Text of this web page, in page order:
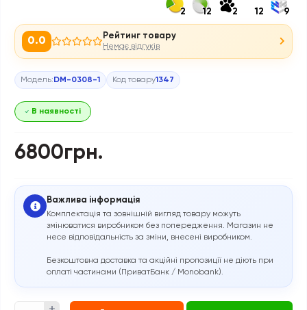
2 12 2 12 9
0.0 Рейтинг товару
Немає відгуків
Модель: DM-0308-1 Код товару1347
В наявності
6800грн.
Важлива інформація
Комплектація та зовнішній вигляд товару можуть
змінюватися виробником без попередження. Магазин не
несе відповідальність за зміни, внесені виробником.
Безкоштовна доставка та акційні пропозиції не діють при
оплаті частинами (ПриватБанк / Monobank).